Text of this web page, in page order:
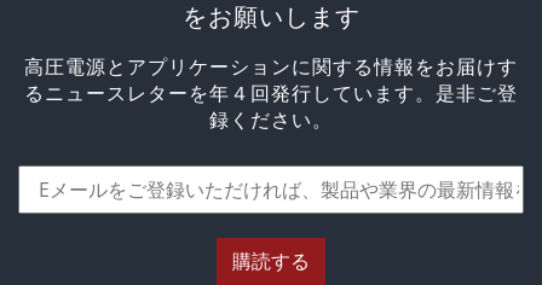
をお願いします
高圧電源とアプリケーションに関する情報をお届けす
るニュースレターを年４回発行しています。是非ご登
録ください。
購読する